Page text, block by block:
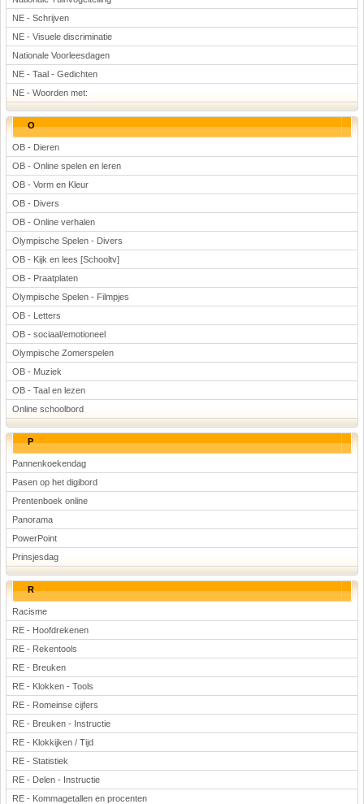
NE - Schrijven
NE - Visuele discriminatie
Nationale Voorleesdagen
NE - Taal - Gedichten
NE - Woorden met:
O
OB - Dieren
OB - Online spelen en leren
OB - Vorm en Kleur
OB - Divers
OB - Online verhalen
Olympische Spelen - Divers
OB - Kijk en lees [Schooltv]
OB - Praatplaten
Olympische Spelen - Filmpjes
OB - Letters
OB - sociaal/emotioneel
Olympische Zomerspelen
OB - Muziek
OB - Taal en lezen
Online schoolbord
P
Pannenkoekendag
Pasen op het digibord
Prentenboek online
Panorama
PowerPoint
Prinsjesdag
R
Racisme
RE - Hoofdrekenen
RE - Rekentools
RE - Breuken
RE - Klokken - Tools
RE - Romeinse cijfers
RE - Breuken - Instructie
RE - Klokkijken / Tijd
RE - Statistiek
RE - Delen - Instructie
RE - Kommagetallen en procenten